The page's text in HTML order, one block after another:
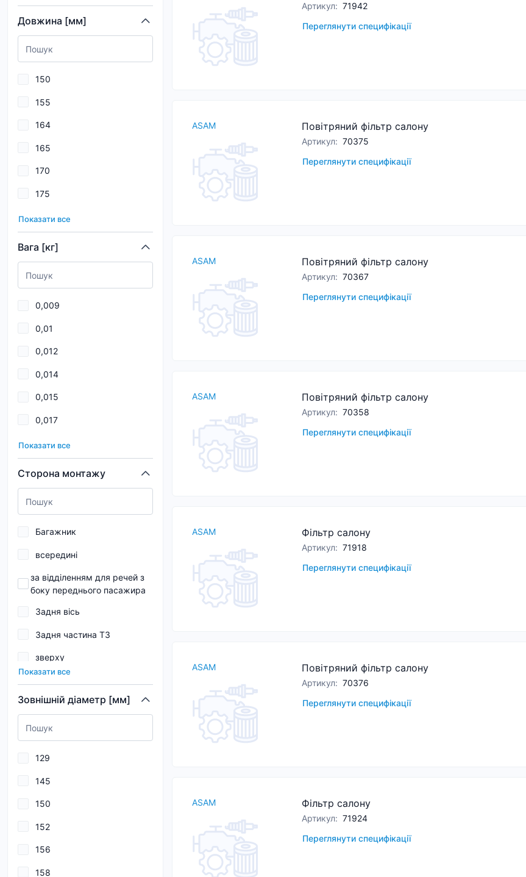
108
110
111
112
113
114
115
116
117
118
119
Довжина [мм]
150
155
164
165
170
175
178
180
182
183
184
185
187
188
189
192
193
Показати все
Вага [кг]
0,009
0,01
0,012
0,014
0,015
0,017
0,018
0,021
0,024
0,025
0,026
0,031
0,032
0,033
0,034
Показати все
Сторона монтажу
Багажник
всередині
за відділенням для речей з
боку переднього пасажира
Задня вісь
Задня частина ТЗ
зверху
знизу
зовні
під кожухом водовідвідн.
передн.пасаж., під
кожух.водовідв.короба
Показати все
Зовнішній діаметр [мм]
129
145
150
152
156
158
Артикул: 71942
Переглянути специфікації
ASAM Повітряний фільтр салону
Артикул: 70375
Переглянути специфікації
ASAM Повітряний фільтр салону
Артикул: 70367
Переглянути специфікації
ASAM Повітряний фільтр салону
Артикул: 70358
Переглянути специфікації
ASAM Фільтр салону
Артикул: 71918
Переглянути специфікації
ASAM Повітряний фільтр салону
Артикул: 70376
Переглянути специфікації
ASAM Фільтр салону
Артикул: 71924
Переглянути специфікації